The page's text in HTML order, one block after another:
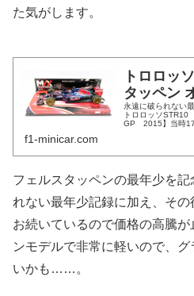
た気がします。
トロロッ
タッペン
永遠に破られない
トロロッソ
GP 2015】当時17
f1-minicar.com
フェルスタッペンの最年少を
れない最年少記録に加え、そ
お続いているので価格の高騰
ンモデルで非常に軽いので、
いかも……。